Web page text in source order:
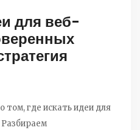
для веб-
том, где искать идеи для
Разбираем